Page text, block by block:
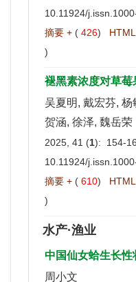
10.11924/
摘要 + ( 426) HTML
)
褪黑素浓度对草
吴夏明, 戴宏芬, 杨
贺涵, 徐泽, 魏岳荣
2025, 41 (1): 154-
10.11924/
摘要 + ( 610) HTML
)
水产·渔业
中国仙女蛤生长
周小文